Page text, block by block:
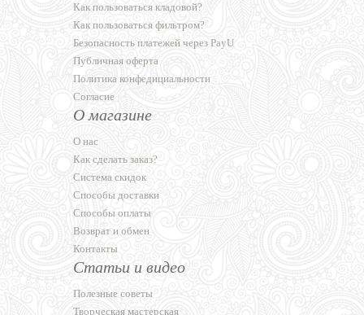
Как пользоваться кладовой?
Как пользоваться фильтром?
Безопасность платежей через PayU
Публичная оферта
Политика конфедициальности
Согласие
О магазине
О нас
Как сделать заказ?
Система скидок
Способы доставки
Способы оплаты
Возврат и обмен
Контакты
Статьи и видео
Полезные советы
Творческая мастерская